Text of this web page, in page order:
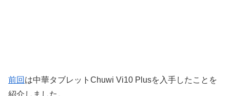
前回 は中華タブレットChuwi Vi10 Plusを入手したことを
紹介しました。